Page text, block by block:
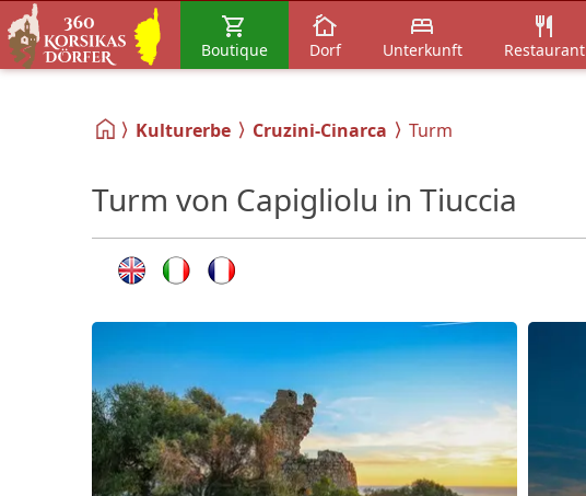
Boutique Dorf Unterkunft Restaurant
Kulturerbe Cruzini-Cinarca Turm
Turm von Capigliolu in Tiuccia